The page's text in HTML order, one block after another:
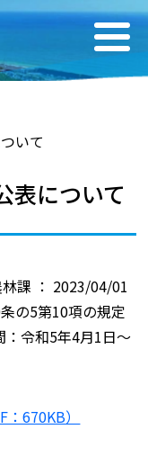
いて
表について
課 ： 2023/04/01
の5第10項の規定
：令和5年4月1日～
670KB）